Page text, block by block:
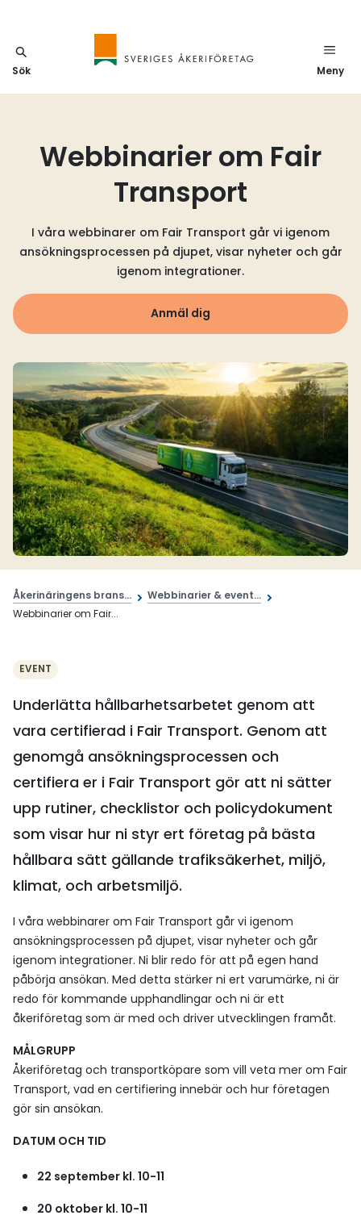
Sök Meny
Webbinarier om Fair
Transport
I våra webbinarer om Fair Transport går vi igenom
ansökningsprocessen på djupet, visar nyheter och går
igenom integrationer.
Anmäl dig
Åkerinäringens brans...
Webbinarier & event...
Webbinarier om Fair...
EVENT
Underlätta hållbarhetsarbetet genom att
vara certifierad i Fair Transport. Genom att
genomgå ansökningsprocessen och
certifiera er i Fair Transport gör att ni sätter
upp rutiner, checklistor och policydokument
som visar hur ni styr ert företag på bästa
hållbara sätt gällande trafiksäkerhet, miljö,
klimat, och arbetsmiljö.
I våra webbinarer om Fair Transport går vi igenom
ansökningsprocessen på djupet, visar nyheter och går
igenom integrationer. Ni blir redo för att på egen hand
påbörja ansökan. Med detta stärker ni ert varumärke, ni är
redo för kommande upphandlingar och ni är ett
åkeriföretag som är med och driver utvecklingen framåt.
MÅLGRUPP
Åkeriföretag och transportköpare som vill veta mer om Fair
Transport, vad en certifiering innebär och hur företagen
gör sin ansökan.
DATUM OCH TID
22 september kl. 10-11
20 oktober kl. 10-11